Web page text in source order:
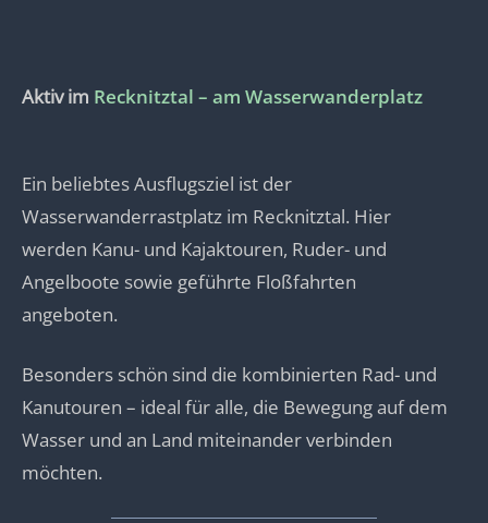
Aktiv im Recknitztal – am Wasserwanderplatz
Ein beliebtes Ausflugsziel ist der
Wasserwanderrastplatz im Recknitztal. Hier
werden Kanu- und Kajaktouren, Ruder- und
Angelboote sowie geführte Floßfahrten
angeboten.
Besonders schön sind die kombinierten Rad- und
Kanutouren – ideal für alle, die Bewegung auf dem
Wasser und an Land miteinander verbinden
möchten.